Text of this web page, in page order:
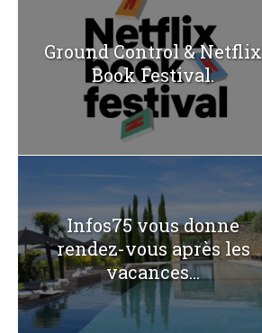
Ground Control & Netflix
Book Festival.
Infos75 vous donne
rendez-vous après les
vacances...